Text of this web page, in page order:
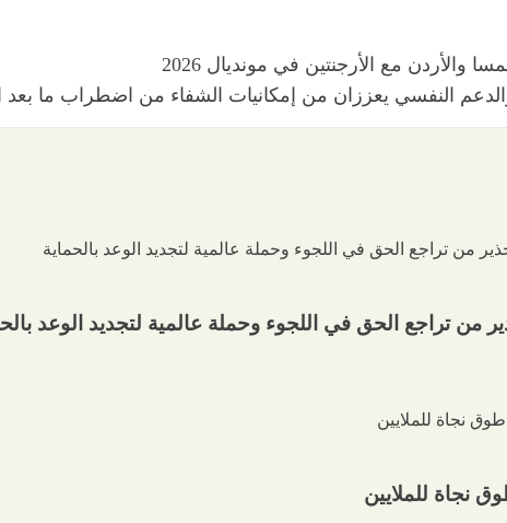
والأردن مع الأرجنتين في مونديال 2026
والدعم النفسي يعززان من إمكانيات الشفاء من اضطراب ما